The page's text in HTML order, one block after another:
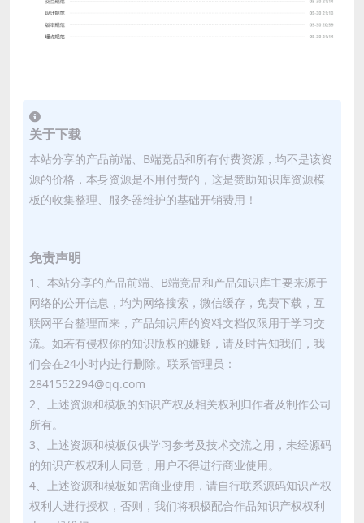
关于下载
本站分享的产品前端、B端竞品和所有付费资源，均不是该资
源的价格，本身资源是不用付费的，这是赞助知识库资源模
板的收集整理、服务器维护的基础开销费用！
免责声明
1、本站分享的产品前端、B端竞品和产品知识库主要来源于
网络的公开信息，均为网络搜索，微信缓存，免费下载，互
联网平台整理而来，产品知识库的资料文档仅限用于学习交
流。如若有侵权你的知识版权的嫌疑，请及时告知我们，我
们会在24小时内进行删除。联系管理员：
2841552294@qq.com
2、上述资源和模板的知识产权及相关权利归作者及制作公司
所有。
3、上述资源和模板仅供学习参考及技术交流之用，未经源码
的知识产权权利人同意，用户不得进行商业使用。
4、上述资源和模板如需商业使用，请自行联系源码知识产权
权利人进行授权，否则，我们将积极配合作品知识产权权利